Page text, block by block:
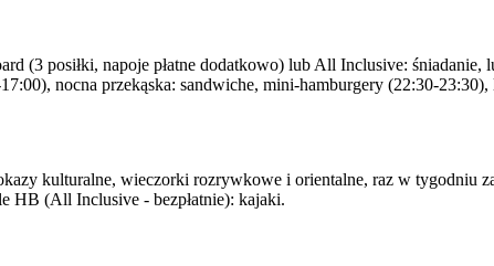
(3 posiłki, napoje płatne dodatkowo) lub All Inclusive:
nocna przekąska: sandwiche, mini-hamburgery (22:30-
kulturalne, wieczorki rozrywkowe i orientalne, raz w tygodniu
HB (All Inclusive - bezpłatnie): kajaki.